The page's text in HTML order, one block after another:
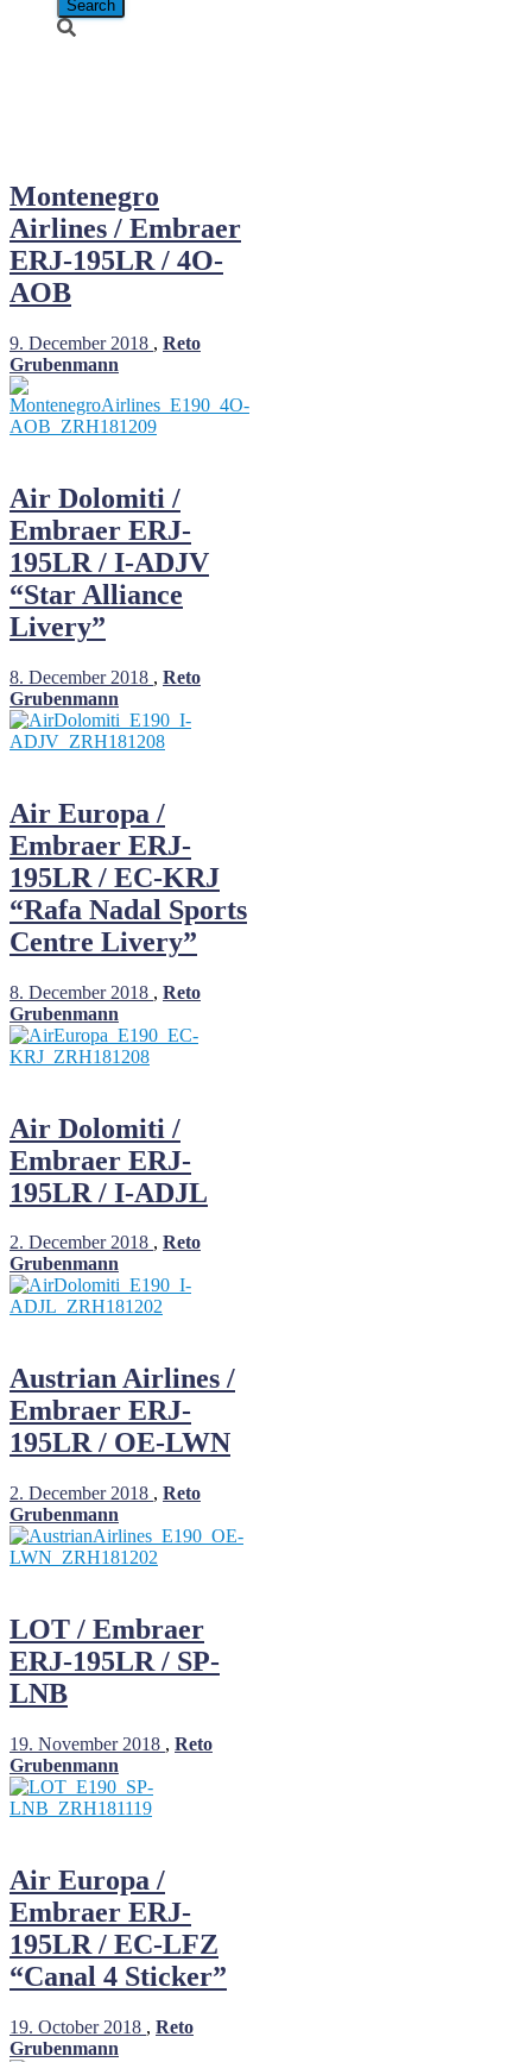
Montenegro
Airlines / Embraer
ERJ-195LR / 4O-
AOB
9. December 2018 , Reto
Grubenmann
Air Dolomiti /
Embraer ERJ-
195LR / I-ADJV
“Star Alliance
Livery”
8. December 2018 , Reto
Grubenmann
Air Europa /
Embraer ERJ-
195LR / EC-KRJ
“Rafa Nadal Sports
Centre Livery”
8. December 2018 , Reto
Grubenmann
Air Dolomiti /
Embraer ERJ-
195LR / I-ADJL
2. December 2018 , Reto
Grubenmann
Austrian Airlines /
Embraer ERJ-
195LR / OE-LWN
2. December 2018 , Reto
Grubenmann
LOT / Embraer
ERJ-195LR / SP-
LNB
19. November 2018 , Reto
Grubenmann
Air Europa /
Embraer ERJ-
195LR / EC-LFZ
“Canal 4 Sticker”
19. October 2018 , Reto
Grubenmann